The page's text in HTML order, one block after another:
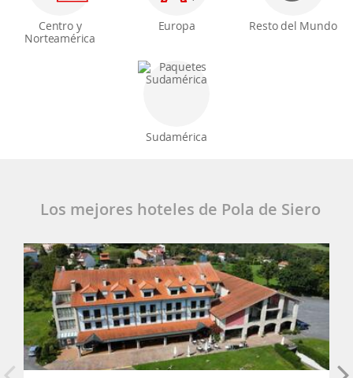
Centro y
Norteamérica
Europa Resto del Mundo
Sudamérica
Los mejores hoteles de Pola de Siero